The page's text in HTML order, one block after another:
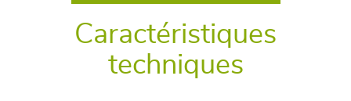
Caractéristiques
techniques